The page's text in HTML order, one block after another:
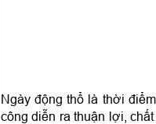
Ngày động thổ là thời
công diễn ra thuận lợi,